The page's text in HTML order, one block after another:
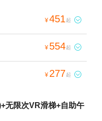
¥451 起 
¥ 554起 
¥ 277起 
无限次VR滑梯+自助午